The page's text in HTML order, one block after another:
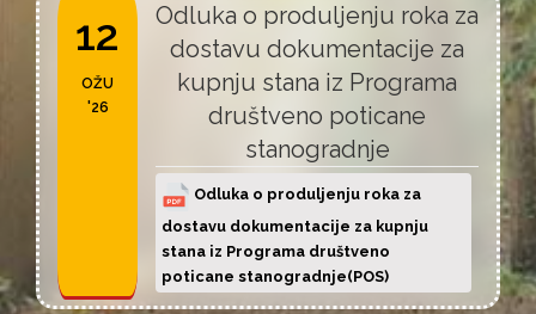
12
OŽU
'26
Odluka o produljenju roka za
dostavu dokumentacije za
kupnju stana iz Programa
društveno poticane
stanogradnje
Odluka o produljenju roka za
dostavu dokumentacije za kupnju
stana iz Programa društveno
poticane stanogradnje(POS)